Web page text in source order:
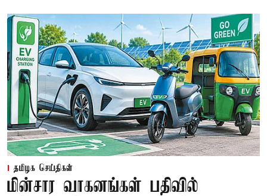
தமிழக செய்திகள்
மின்சார வாகனங்கள் பதிவில்